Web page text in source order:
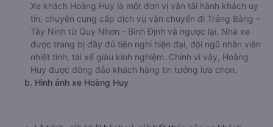
Xe khách Hoàng Huy là một đơn vị vận tải hành khách uy
tín, chuyên cung cấp dịch vụ vận chuyển đi Trảng Bàng -
Tây Ninh từ Quy Nhơn - Bình Định và ngược lại. Nhà xe
được trang bị đầy đủ tiện nghi hiện đại, đội ngũ nhân viên
nhiệt tình, tài xế giàu kinh nghiệm. Chính vì vậy, Hoàng
Huy được đông đảo khách hàng tin tưởng lựa chọn.
b. Hình ảnh xe Hoàng Huy